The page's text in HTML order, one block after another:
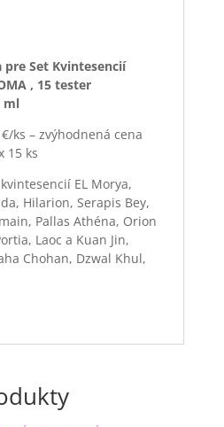
pre Set Kvintesencií
, 15 tester
ml
ks – zvýhodnená cena
15 ks
kvintesencií EL Morya,
Hilarion, Serapis Bey,
Pallas Athéna, Orion
Laoc a Kuan Jin,
Chohan, Dzwal Khul,